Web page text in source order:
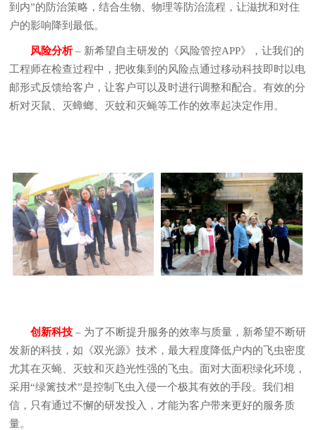
到内”的防治策略，结合生物、物理等防治流程，让滋扰和对住
户的影响降到最低。
风险分析– 新希望自主研发的《风险管控APP》，让我们的
工程师在检查过程中，把收集到的风险点通过移动科技即时以电
邮形式反馈给客户，让客户可以及时进行调整和配合。有效的分
析对灭鼠、灭蟑螂、灭蚊和灭蝇等工作的效率起决定作用。
创新科技– 为了不断提升服务的效率与质量，新希望不断研
发新的科技，如《双光源》技术，最大程度降低户内的飞虫密度
尤其在灭蝇、灭蚊和灭趋光性强的飞虫。面对大面积绿化环境，
采用“绿篱技术”是控制飞虫入侵一个极其有效的手段。我们相
信，只有通过不懈的研发投入，才能为客户带来更好的服务质
量。